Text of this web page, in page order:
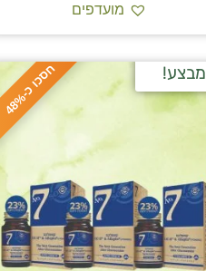
מועדפים
ח
ס
כ
ו
כ
-
4
8
% מבצע!